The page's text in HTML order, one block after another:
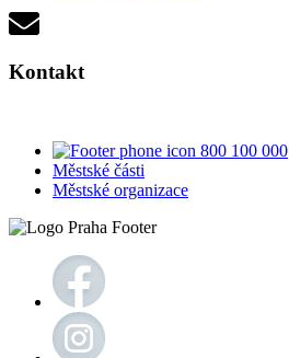
Kontakt
800 100 000
Městské části
Městské organizace